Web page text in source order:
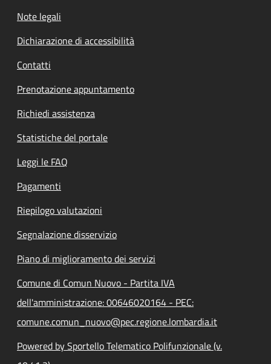
Note legali
Dichiarazione di accessibilità
Contatti
Prenotazione appuntamento
Richiedi assistenza
Statistiche del portale
Leggi le FAQ
Pagamenti
Riepilogo valutazioni
Segnalazione disservizio
Piano di miglioramento dei servizi
Comune di Comun Nuovo - Partita IVA
dell'amministrazione: 00646020164 - PEC:
comune.comun_nuovo@pec.regione.lombardia.it
Powered by Sportello Telematico Polifunzionale (v.